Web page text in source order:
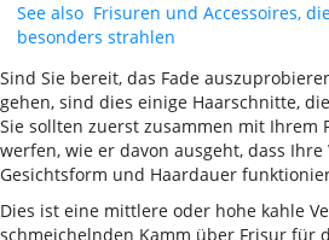
See also Frisuren und Accessoires,
besonders strahlen
Sind Sie bereit, das Fade
gehen, sind dies einige Haarschnitte,
Sie sollten zuerst zusammen mit Ihrem
werfen, wie er davon ausgeht, dass
Gesichtsform und Haardauer
Dies ist eine mittlere oder hohe kahle
schmeichelnden Kamm über Frisur für